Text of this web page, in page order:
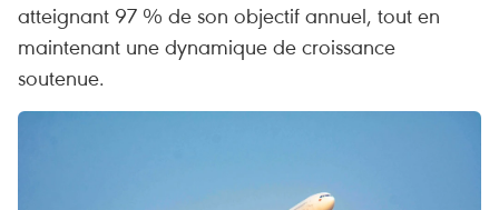
atteignant 97 % de son objectif annuel, tout en
maintenant une dynamique de croissance
soutenue.